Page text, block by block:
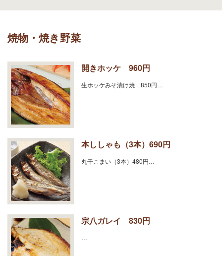
焼物・焼き野菜
開きホッケ 960円
生ホッケみそ漬け焼 850円…
本ししゃも（3本）690円
丸干こまい（3本）480円…
宗八ガレイ 830円
…